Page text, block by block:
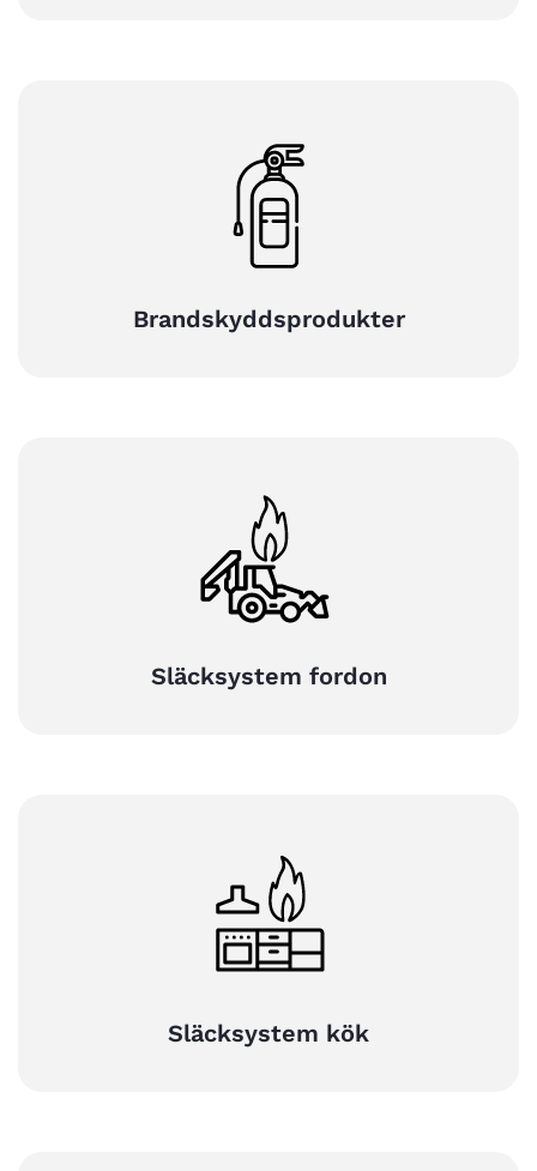
Brandskyddsprodukter
Släcksystem fordon
Släcksystem kök